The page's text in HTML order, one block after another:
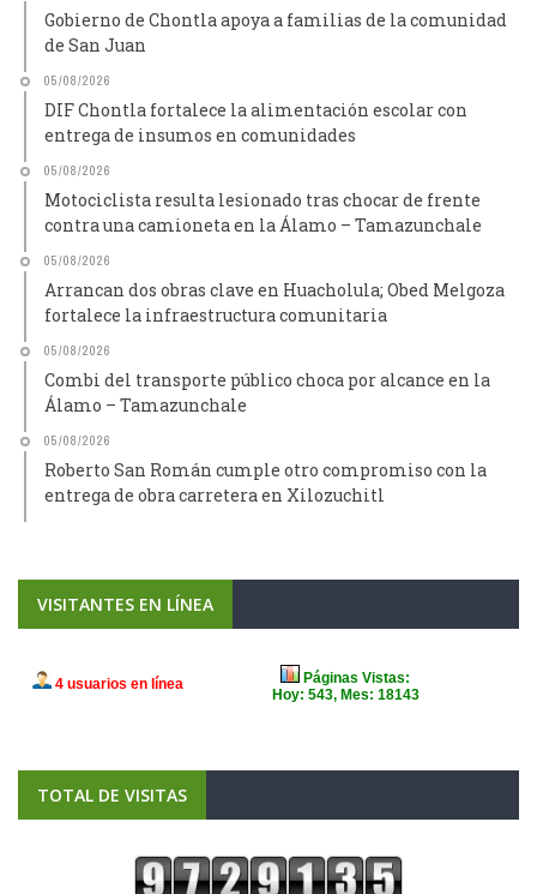
Gobierno de Chontla apoya a familias de la comunidad
de San Juan
05/08/2026
DIF Chontla fortalece la alimentación escolar con
entrega de insumos en comunidades
05/08/2026
Motociclista resulta lesionado tras chocar de frente
contra una camioneta en la Álamo – Tamazunchale
05/08/2026
Arrancan dos obras clave en Huacholula; Obed Melgoza
fortalece la infraestructura comunitaria
05/08/2026
Combi del transporte público choca por alcance en la
Álamo – Tamazunchale
05/08/2026
Roberto San Román cumple otro compromiso con la
entrega de obra carretera en Xilozuchitl
VISITANTES EN LÍNEA
TOTAL DE VISITAS